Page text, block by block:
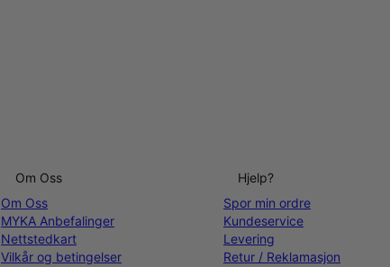
Om Oss
Om Oss
MYKA Anbefalinger
Nettstedkart
Vilkår og betingelser
Hjelp?
Spor min ordre
Kundeservice
Levering
Retur / Reklamasjon